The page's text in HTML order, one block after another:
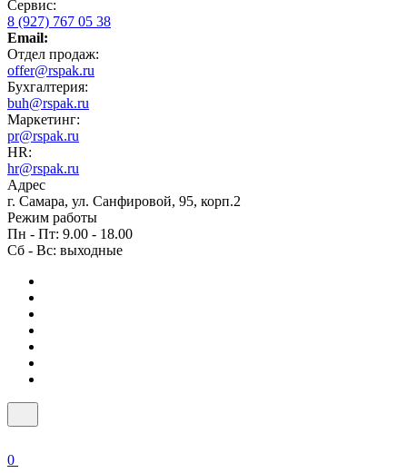
Сервис:
8 (927) 767 05 38
Email:
Отдел продаж:
offer@rspak.ru
Бухгалтерия:
buh@rspak.ru
Маркетинг:
pr@rspak.ru
HR:
hr@rspak.ru
Адрес
г. Самара, ул. Санфировой, 95, корп.2
Режим работы
Пн - Пт: 9.00 - 18.00
Сб - Вс: выходные
0